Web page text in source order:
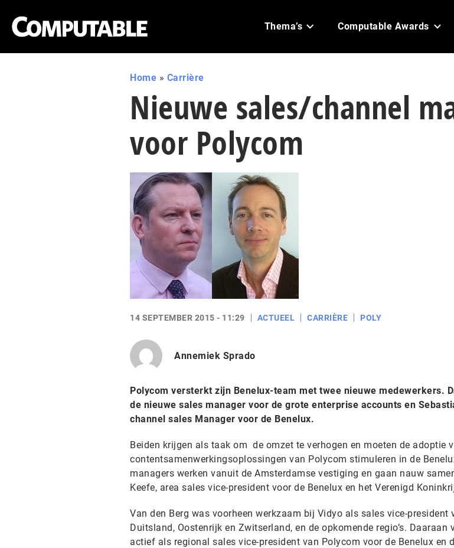
Thema’s Computable Awards
Home » Carrière
Nieuwe sales/channel
voor Polycom
14 SEPTEMBER 2015 - 11:29 ACTUEEL CARRIÈRE POLY
Annemiek Sprado
Polycom versterkt zijn Benelux-team met twee nieuwe medewerkers.
de nieuwe sales manager voor de grote enterprise accounts en
channel sales Manager voor de Benelux.
Beiden krijgen als taak om de omzet te verhogen en moeten de adoptie
contentsamenwerkingsoplossingen van Polycom stimuleren in de
managers werken vanuit de Amsterdamse vestiging en gaan nauw
Keefe, area sales vice-president voor de Benelux en het Verenigd
Van den Berg was voorheen werkzaam bij Vidyo als sales vice-president
Duitsland, Oostenrijk en Zwitserland, en de opkomende regio’s.
actief als regional sales vice-president van Polycom voor de Benelux en